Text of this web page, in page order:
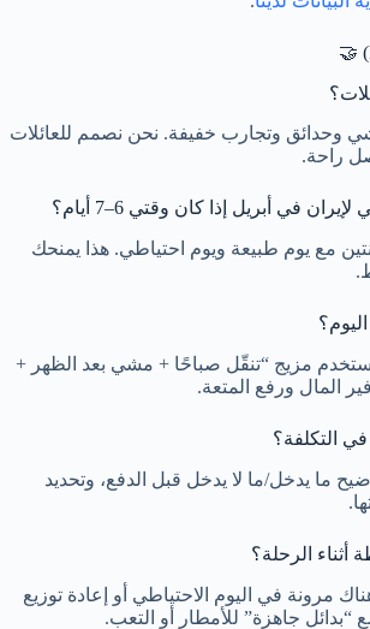
وحدائق وتجارب خفيفة. نحن نصمم للعائلات
راحة.
في أبريل إذا كان وقتي 6–7 أيام؟
مع يوم طبيعة ويوم احتياطي. هذا يمنحك
مزيج “تنقّل صباحًا + مشي بعد الظهر +
المال ورفع المتعة.
التكلفة؟
ما يدخل/ما لا يدخل قبل الدفع، وتحديد
أثناء الرحلة؟
مرونة في اليوم الاحتياطي أو إعادة توزيع
“بدائل جاهزة” للأمطار أو التعب.